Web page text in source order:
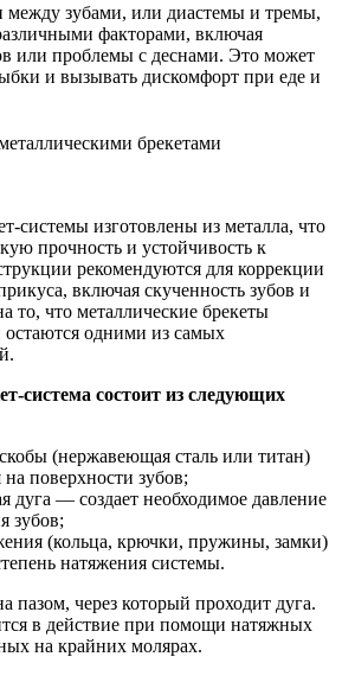
зубами, или диастемы и тремы,
факторами, включая
или проблемы с деснами. Это может
и вызывать дискомфорт при еде и
брекетами
системы изготовлены из металла, что
прочность и устойчивость к
рекомендуются для коррекции
включая скученность зубов и
то, что металлические брекеты
остаются одними из самых
система состоит из следующих
(нержавеющая сталь или титан)
поверхности зубов;
дуга — создает необходимое давление
зубов;
(кольца, крючки, пружины, замки)
натяжения системы.
пазом, через который проходит дуга.
в действие при помощи натяжных
на крайних молярах.